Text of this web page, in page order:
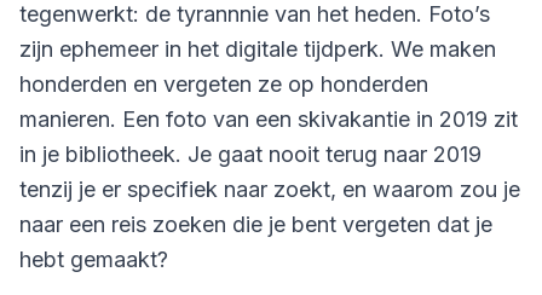
tegenwerkt: de tyrannnie van het heden. Foto’s
zijn ephemeer in het digitale tijdperk. We maken
honderden en vergeten ze op honderden
manieren. Een foto van een skivakantie in 2019 zit
in je bibliotheek. Je gaat nooit terug naar 2019
tenzij je er specifiek naar zoekt, en waarom zou je
naar een reis zoeken die je bent vergeten dat je
hebt gemaakt?